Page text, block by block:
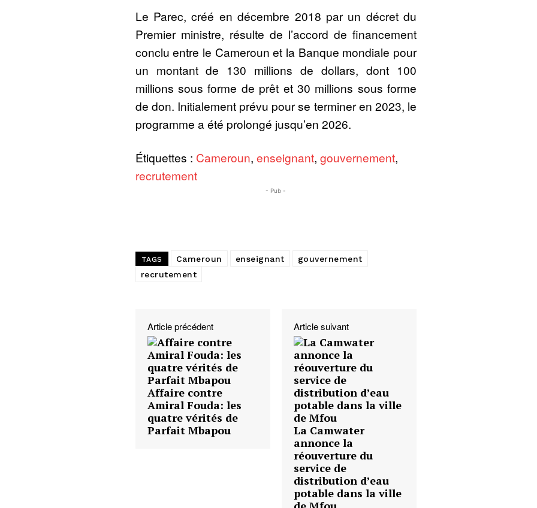
Le Parec, créé en décembre 2018 par un décret du
Premier ministre, résulte de l’accord de financement
conclu entre le Cameroun et la Banque mondiale pour
un montant de 130 millions de dollars, dont 100
millions sous forme de prêt et 30 millions sous forme
de don. Initialement prévu pour se terminer en 2023, le
programme a été prolongé jusqu’en 2026.
Étiquettes : Cameroun, enseignant, gouvernement,
recrutement
- Pub -
TAGS Cameroun enseignant
gouvernement
recrutement
Article précédent
Affaire contre
Amiral Fouda: les
quatre vérités de
Parfait Mbapou
Article suivant
La Camwater
annonce la
réouverture du
service de
distribution d’eau
potable dans la ville